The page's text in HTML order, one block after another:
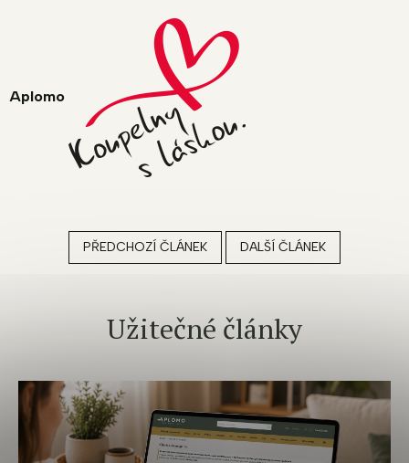
Aplomo
PŘEDCHOZÍ ČLÁNEK DALŠÍ ČLÁNEK
Užitečné články